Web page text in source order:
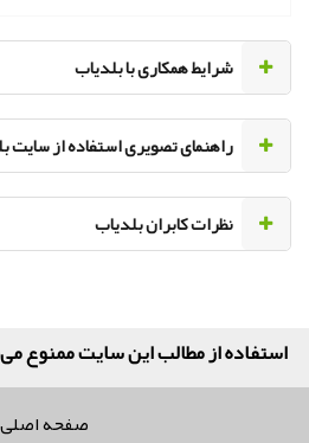
‌شرایط همکاری با بلدیاب
راهنمای تصویری استفاده از سایت
نظرات کابران بلدیاب
استفاده از مطالب این سایت ممنوع
صفحه اصلی